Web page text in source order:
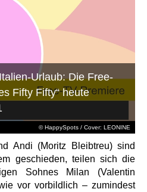
© HappySpots / Cover: LEONINE
Urlaub: Die Free-
Fifty Fifty“ heute
Andi (Moritz Bleibtreu) sind
geschieden, teilen sich die
Sohnes Milan (Valentin
vor vorbildlich – zumindest